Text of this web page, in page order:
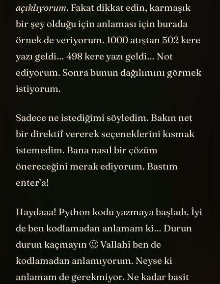
elden bırakmayalım 🙂 Olayıtane tane
açıklıyorum. Fakat dikkat edin, karmaşık
bir şey olduğu için anlaması için burada
örnek de veriyorum. 1000 atıştan 502 kere
yazı geldi… 498 kere yazı geldi… Not
ediyorum. Sonra bunun dağılımını görmek
Sadece ne istediğimi söyledim. Bakın net
bir direktif vererek seçeneklerini kısmak
istemedim. Bana nasıl bir çözüm
önereceğini merak ediyorum. Bastım
Haydaaa! Python kodu yazmaya başladı. İyi
de ben kodlamadan anlamam ki… Durun
durun kaçmayın 🙂 Vallahi ben de
kodlamadan anlamıyorum. Neyse ki